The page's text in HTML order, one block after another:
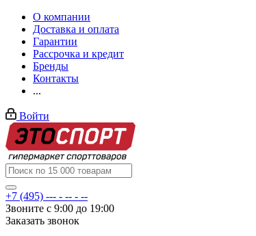
О компании
Доставка и оплата
Гарантии
Рассрочка и кредит
Бренды
Контакты
...
Войти
+7 (495) --- - -- - --
Звоните с 9:00 до 19:00
Заказать звонок